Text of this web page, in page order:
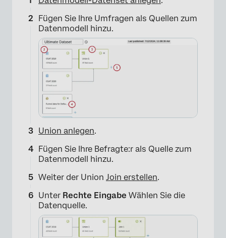
Fügen Sie Ihre Umfragen als Quellen zum
Datenmodell hinzu.
Union anlegen.
Fügen Sie Ihre Befragte:r als Quelle zum
Datenmodell hinzu.
Weiter der Union Join erstellen.
Unter Rechte Eingabe Wählen Sie die
Datenquelle.